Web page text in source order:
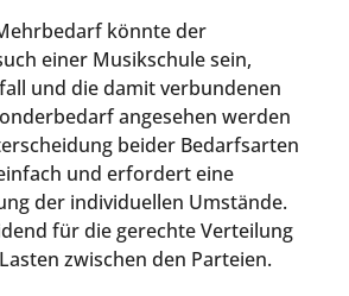
könnte der
einer Musikschule sein,
und die damit verbundenen
angesehen werden
beider Bedarfsarten
und erfordert eine
der individuellen Umstände.
für die gerechte Verteilung
zwischen den Parteien.